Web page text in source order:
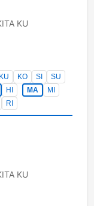
KU
KU KO SI
SU
HI MA
MI
RI
KU